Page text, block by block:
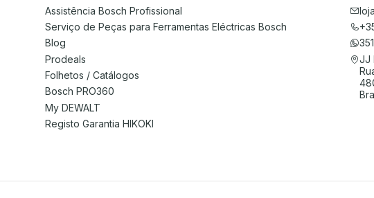
Assistência Bosch Profissional
Serviço de Peças para Ferramentas Eléctricas Bosch
Blog
Prodeals
Folhetos / Catálogos
Bosch PRO360
My DEWALT
Registo Garantia HIKOKI
JJ